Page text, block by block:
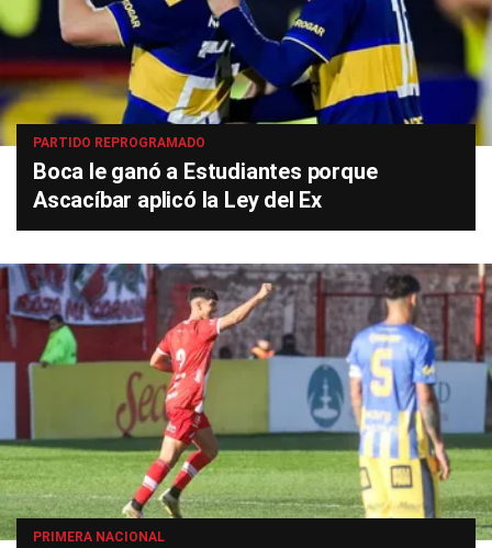
PARTIDO REPROGRAMADO
Boca le ganó a Estudiantes porque
Ascacíbar aplicó la Ley del Ex
PRIMERA NACIONAL